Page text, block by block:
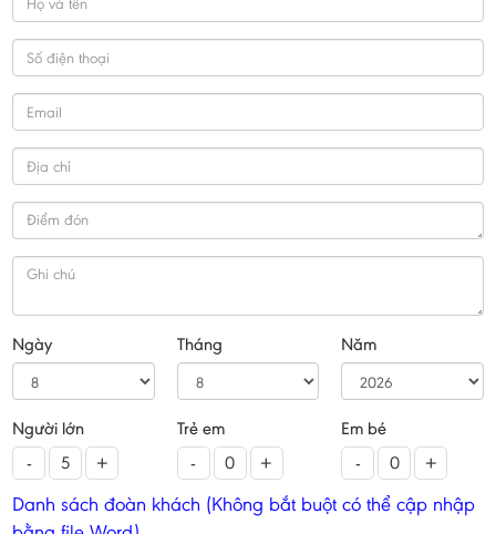
Ngày Tháng Năm
Người lớn
+
-
Trẻ em
+
-
Em bé
+
-
Danh sách đoàn khách (Không bắt buột có thể cập nhập